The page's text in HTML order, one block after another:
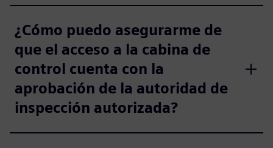
¿Cómo puedo asegurarme de
que el acceso a la cabina de
control cuenta con la
aprobación de la autoridad de
inspección autorizada?